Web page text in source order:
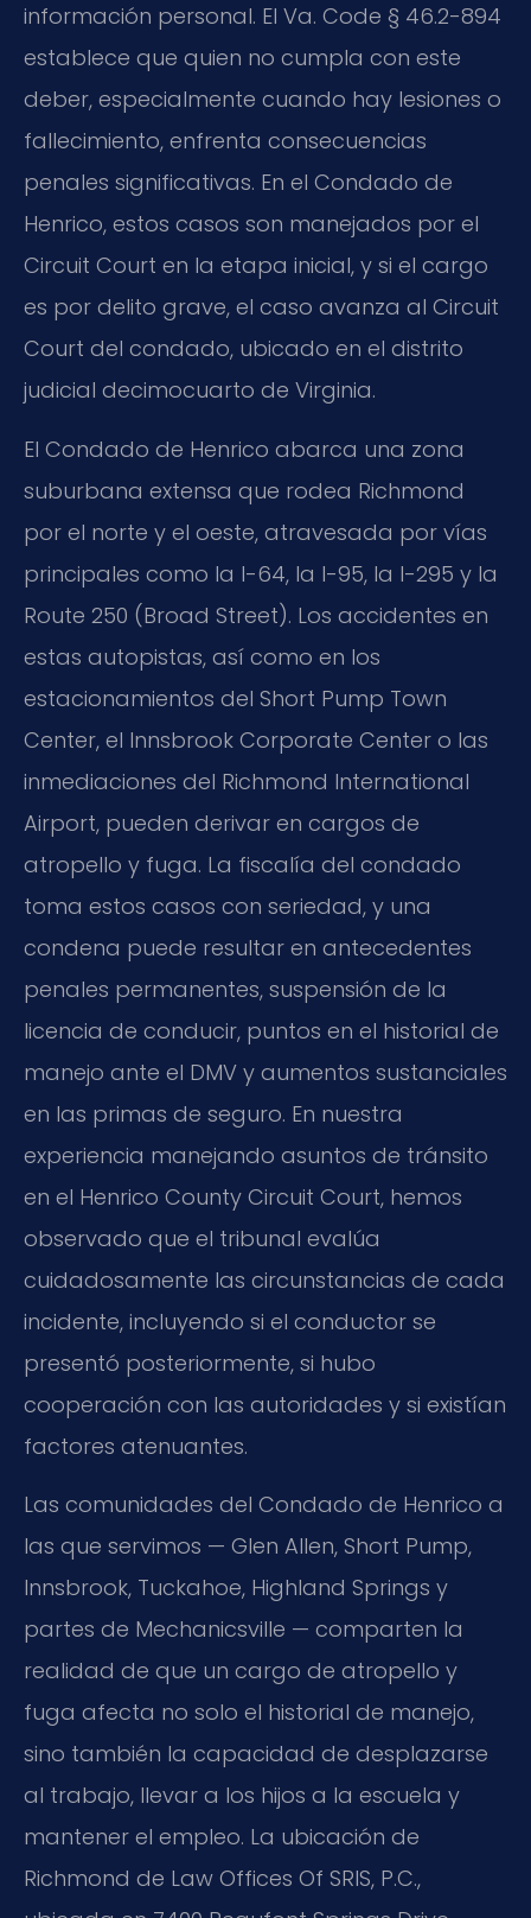
información personal. El Va. Code § 46.2-894
establece que quien no cumpla con este
deber, especialmente cuando hay lesiones o
fallecimiento, enfrenta consecuencias
penales significativas. En el Condado de
Henrico, estos casos son manejados por el
Circuit Court en la etapa inicial, y si el cargo
es por delito grave, el caso avanza al Circuit
Court del condado, ubicado en el distrito
judicial decimocuarto de Virginia.
El Condado de Henrico abarca una zona
suburbana extensa que rodea Richmond
por el norte y el oeste, atravesada por vías
principales como la I-64, la I-95, la I-295 y la
Route 250 (Broad Street). Los accidentes en
estas autopistas, así como en los
estacionamientos del Short Pump Town
Center, el Innsbrook Corporate Center o las
inmediaciones del Richmond International
Airport, pueden derivar en cargos de
atropello y fuga. La fiscalía del condado
toma estos casos con seriedad, y una
condena puede resultar en antecedentes
penales permanentes, suspensión de la
licencia de conducir, puntos en el historial de
manejo ante el DMV y aumentos sustanciales
en las primas de seguro. En nuestra
experiencia manejando asuntos de tránsito
en el Henrico County Circuit Court, hemos
observado que el tribunal evalúa
cuidadosamente las circunstancias de cada
incidente, incluyendo si el conductor se
presentó posteriormente, si hubo
cooperación con las autoridades y si existían
factores atenuantes.
Las comunidades del Condado de Henrico a
las que servimos — Glen Allen, Short Pump,
Innsbrook, Tuckahoe, Highland Springs y
partes de Mechanicsville — comparten la
realidad de que un cargo de atropello y
fuga afecta no solo el historial de manejo,
sino también la capacidad de desplazarse
al trabajo, llevar a los hijos a la escuela y
mantener el empleo. La ubicación de
Richmond de Law Offices Of SRIS, P.C.,